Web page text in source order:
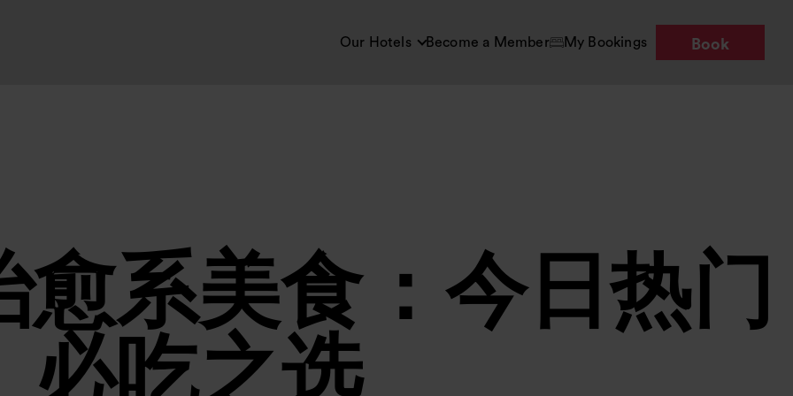
Our Hotels Become a Member My Bookings Book
系美食：今日热门
必吃之选